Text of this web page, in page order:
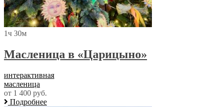
1ч 30м
Масленица в «Царицыно»
интерактивная
масленица
от 1 400 руб.
Подробнее